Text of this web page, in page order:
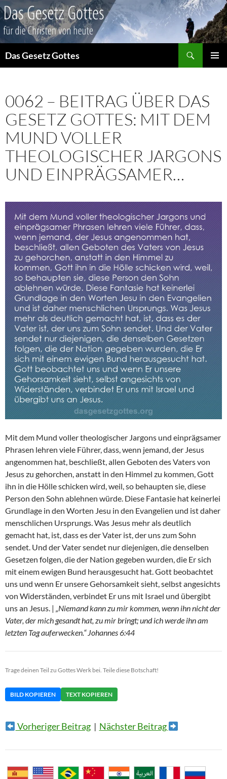
Das Gesetz Gottes
0062 – BEITRAG ÜBER DAS
GESETZ GOTTES: MIT DEM
MUND VOLLER
THEOLOGISCHER JARGONS
UND EINPRÄGSAMER…
Mit dem Mund voller theologischer Jargons und einprägsamer
Phrasen lehren viele Führer, dass, wenn jemand, der Jesus
angenommen hat, beschließt, allen Geboten des Vaters von
Jesus zu gehorchen, anstatt in den Himmel zu kommen, Gott
ihn in die Hölle schicken wird, weil, so behaupten sie, diese
Person den Sohn ablehnen würde. Diese Fantasie hat keinerlei
Grundlage in den Worten Jesu in den Evangelien und ist daher
menschlichen Ursprungs. Was Jesus mehr als deutlich
gemacht hat, ist, dass es der Vater ist, der uns zum Sohn
sendet. Und der Vater sendet nur diejenigen, die denselben
Gesetzen folgen, die der Nation gegeben wurden, die Er sich
mit einem ewigen Bund herausgesucht hat. Gott beobachtet
uns und wenn Er unsere Gehorsamkeit sieht, selbst angesichts
von Widerständen, verbindet Er uns mit Israel und übergibt
uns an Jesus. | „Niemand kann zu mir kommen, wenn ihn nicht der
Vater, der mich gesandt hat, zu mir bringt; und ich werde ihn am
letzten Tag auferwecken.“ Johannes 6:44
Trage deinen Teil zu Gottes Werk bei. Teile diese Botschaft!
BILD KOPIEREN TEXT KOPIEREN
Vorheriger Beitrag| Nächster Beitrag